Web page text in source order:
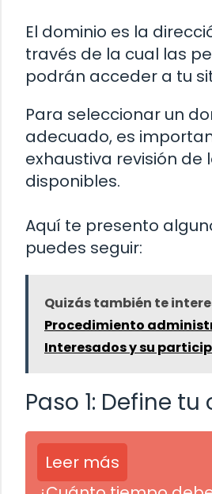
El dominio es la
través de la cual las
podrán acceder a tu
Para seleccionar un
adecuado, es
exhaustiva revisión de
disponibles.
Aquí te presento
puedes seguir:
Quizás también te
Procedimiento
Interesados y su
Paso 1: Define
Leer más